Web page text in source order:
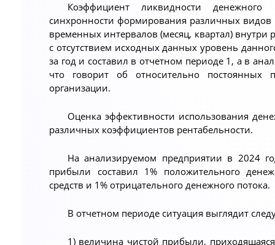
Коэффициент ликвидности денежного
синхронности формирования различных
временных интервалов (месяц, квартал) внутри
с отсутствием исходных данных уровень
за год и составил в отчетном периоде 1, а в
что говорит об относительно
организации.
Оценка эффективности использования
различных коэффициентов рентабельности.
На анализируемом предприятии в 2024
прибыли составил 1% положительного
средств и 1% отрицательного денежного потока.
В отчетном периоде ситуация выглядит
1) величина чистой прибыли,